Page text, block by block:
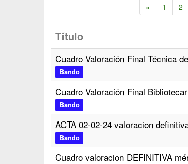
« 1 2
Título
Cuadro Valoración Final Técnica
Bando
Cuadro Valoración Final
Bando
ACTA 02-02-24 valoracion
Bando
Cuadro valoracion DEFINITIVA